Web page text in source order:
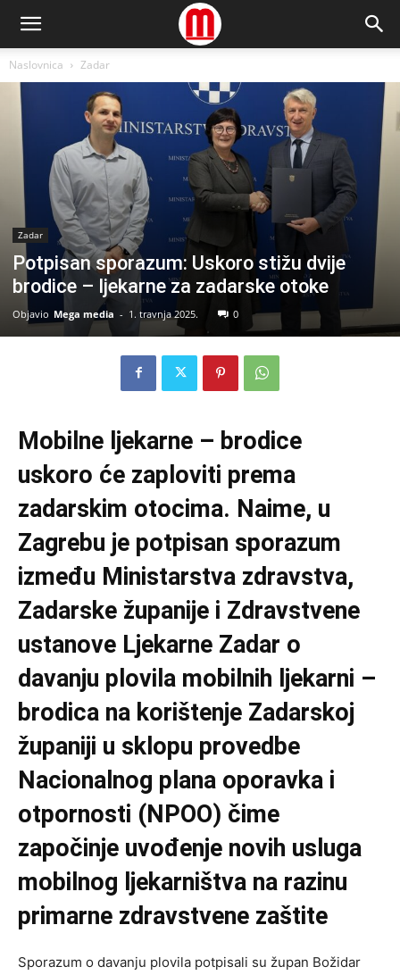
Naslovnica Zadar
Zadar
Potpisan sporazum: Uskoro stižu dvije
brodice – ljekarne za zadarske otoke
Objavio Mega media - 1. travnja 2025. 0
Mobilne ljekarne – brodice
uskoro će zaploviti prema
zadarskim otocima. Naime, u
Zagrebu je potpisan sporazum
između Ministarstva zdravstva,
Zadarske županije i Zdravstvene
ustanove Ljekarne Zadar o
davanju plovila mobilnih ljekarni –
brodica na korištenje Zadarskoj
županiji u sklopu provedbe
Nacionalnog plana oporavka i
otpornosti (NPOO) čime
započinje uvođenje novih usluga
mobilnog ljekarništva na razinu
primarne zdravstvene zaštite
Sporazum o davanju plovila potpisali su župan Božidar